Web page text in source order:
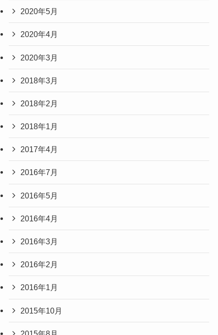
2020年5月
2020年4月
2020年3月
2018年3月
2018年2月
2018年1月
2017年4月
2016年7月
2016年5月
2016年4月
2016年3月
2016年2月
2016年1月
2015年10月